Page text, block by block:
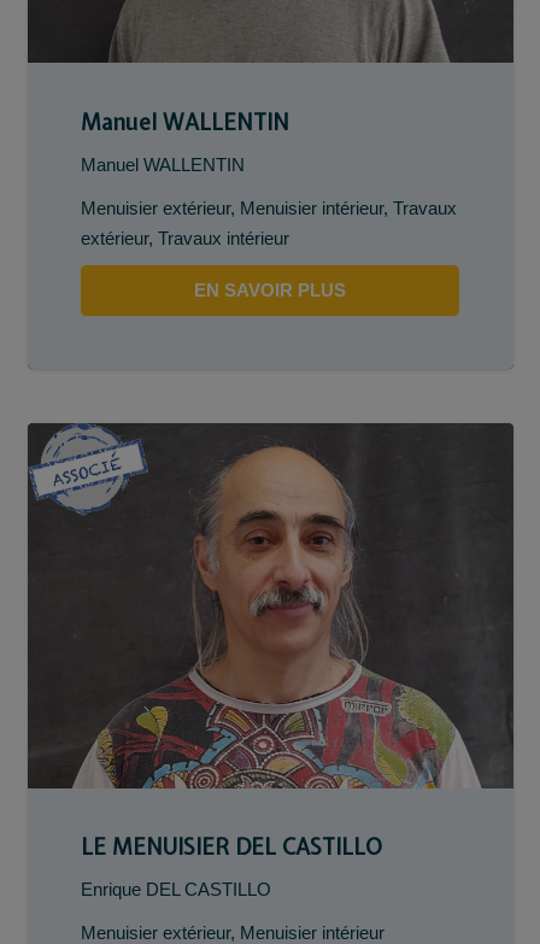
Manuel WALLENTIN
Manuel WALLENTIN
Menuisier extérieur, Menuisier intérieur, Travaux
extérieur, Travaux intérieur
EN SAVOIR PLUS
LE MENUISIER DEL CASTILLO
Enrique DEL CASTILLO
Menuisier extérieur, Menuisier intérieur